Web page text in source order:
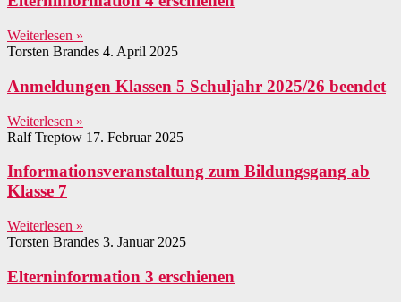
Weiterlesen »
Torsten Brandes 4. April 2025
Anmeldungen Klassen 5 Schuljahr 2025/26 beendet
Weiterlesen »
Ralf Treptow 17. Februar 2025
Informationsveranstaltung zum Bildungsgang ab
Klasse 7
Weiterlesen »
Torsten Brandes 3. Januar 2025
Elterninformation 3 erschienen